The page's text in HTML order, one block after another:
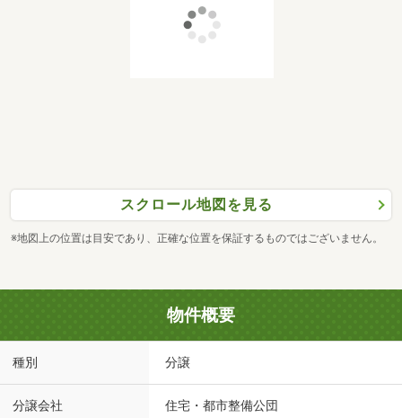
スクロール地図を見る
※地図上の位置は目安であり、正確な位置を保証するものではございません。
物件概要
種別 分譲
分譲会社 住宅・都市整備公団